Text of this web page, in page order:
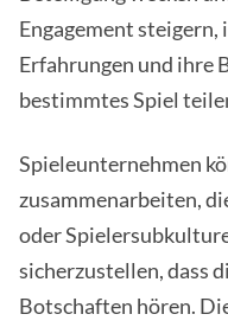
Engagement steigern,
Erfahrungen und ihre
bestimmtes Spiel
Spieleunternehmen
zusammenarbeiten,
oder
sicherzustellen, dass
Botschaften hören.